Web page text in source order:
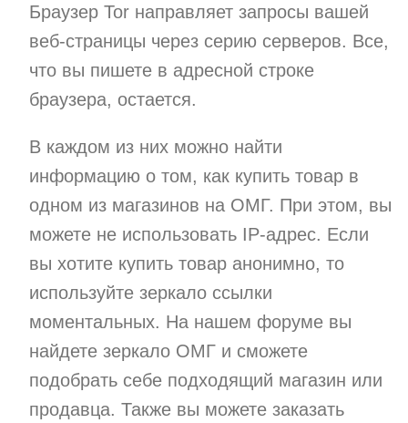
Браузер Tor направляет запросы вашей
веб-страницы через серию серверов. Все,
что вы пишете в адресной строке
браузера, остается.
В каждом из них можно найти
информацию о том, как купить товар в
одном из магазинов на ОМГ. При этом, вы
можете не использовать IP-адрес. Если
вы хотите купить товар анонимно, то
используйте зеркало ссылки
моментальных. На нашем форуме вы
найдете зеркало ОМГ и сможете
подобрать себе подходящий магазин или
продавца. Также вы можете заказать